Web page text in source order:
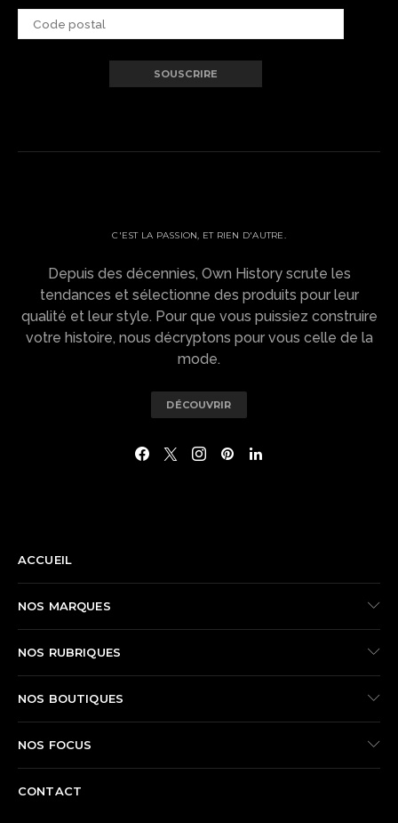
C'EST LA PASSION, ET RIEN D'AUTRE.
Depuis des décennies, Own History scrute les
tendances et sélectionne des produits pour leur
qualité et leur style. Pour que vous puissiez construire
votre histoire, nous décryptons pour vous celle de la
mode.
DÉCOUVRIR
ACCUEIL
NOS MARQUES
NOS RUBRIQUES
NOS BOUTIQUES
NOS FOCUS
CONTACT